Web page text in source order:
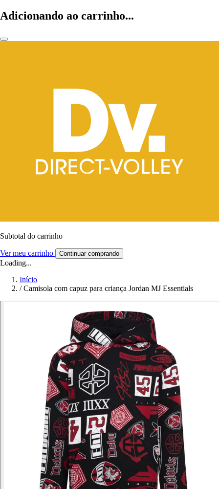
Adicionando ao carrinho...
Subtotal do carrinho
Ver meu carrinho Continuar comprando
Loading...
Início
/ Camisola com capuz para criança Jordan MJ Essentials